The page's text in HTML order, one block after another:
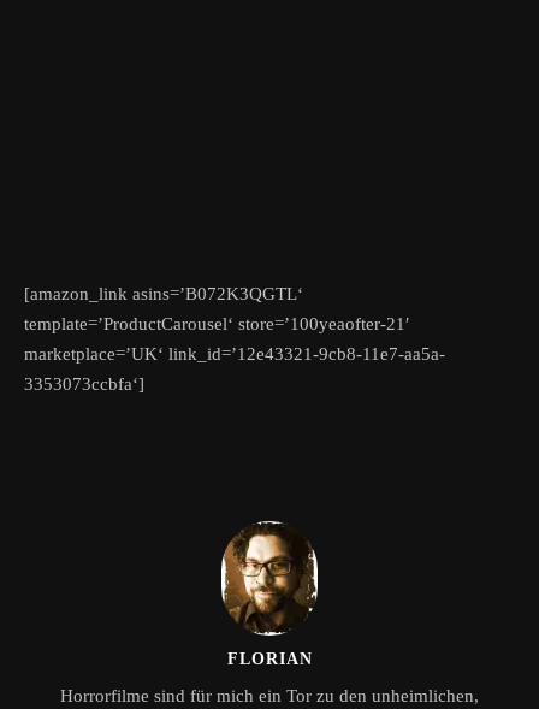
[amazon_link asins=’B072K3QGTL‘
template=’ProductCarousel‘ store=’100yeaofter-21′
marketplace=’UK‘ link_id=’12e43321-9cb8-11e7-aa5a-
3353073ccbfa‘]
FLORIAN
Horrorfilme sind für mich ein Tor zu den unheimlichen,